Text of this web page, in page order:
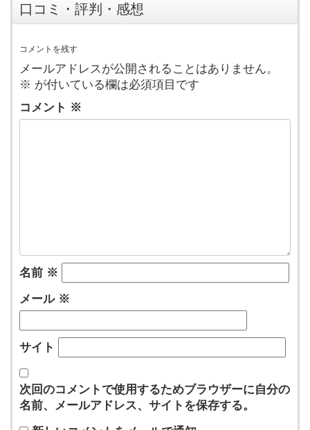
口コミ・評判・感想
コメントを残す
メールアドレスが公開されることはありません。
※ が付いている欄は必須項目です
コメント ※
名前 ※
メール ※
サイト
次回のコメントで使用するためブラウザーに自分の
名前、メールアドレス、サイトを保存する。